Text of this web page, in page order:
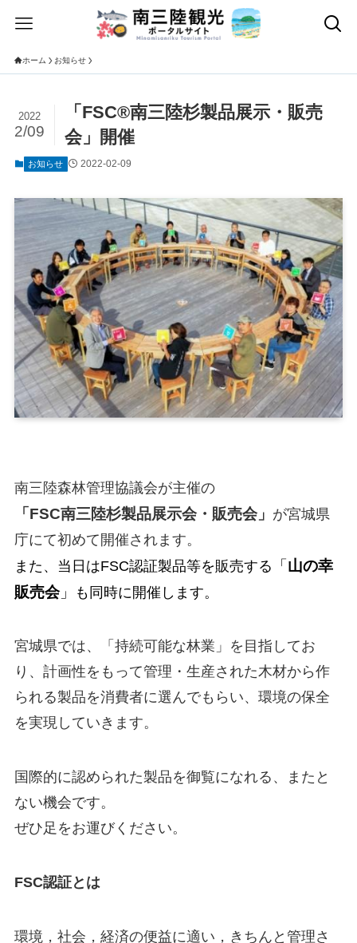
ホーム お知らせ
「FSC®️南三陸杉製品展示・販売
会」開催
2022
2/09
お知らせ 2022-02-09
南三陸森林管理協議会が主催の
「FSC南三陸杉製品展示会・販売会」 が宮城県
庁にて初めて開催されます。
また、当日はFSC認証製品等を販売する
「山の幸
販売会」 も同時に開催します。
宮城県では、「持続可能な林業」を目指してお
り、計画性をもって管理・生産された木材から作
られる製品を消費者に選んでもらい、環境の保全
を実現していきます。
国際的に認められた製品を御覧になれる、またと
ない機会です。
ぜひ足をお運びください。
FSC認証とは
環境，社会，経済の便益に適い，きちんと管理さ